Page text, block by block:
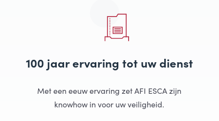
100 jaar ervaring tot uw dienst
Met een eeuw ervaring zet AFI ESCA zijn
knowhow in voor uw veiligheid.